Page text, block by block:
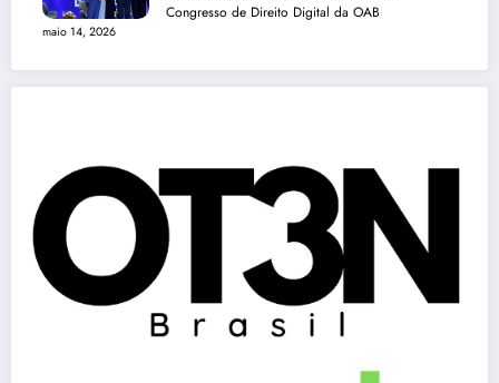
Congresso de Direito Digital da OAB
maio 14, 2026